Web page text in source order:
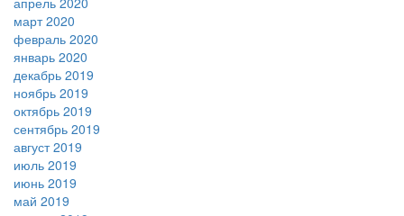
март 2020
февраль 2020
январь 2020
декабрь 2019
ноябрь 2019
октябрь 2019
сентябрь 2019
август 2019
июль 2019
июнь 2019
май 2019